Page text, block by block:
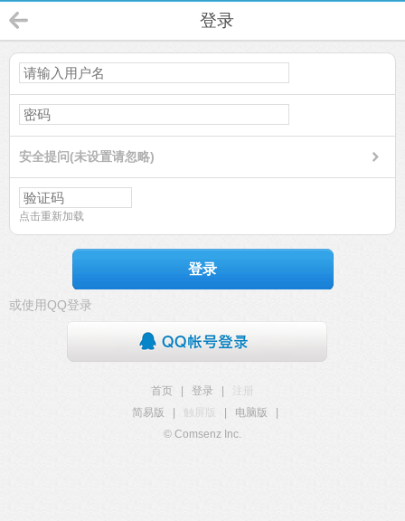
登录
安全提问(未设置请忽略)
点击重新加载
登录
或使用QQ登录
首页 登录
注册
简易版
触屏版 电脑版
© Comsenz Inc.